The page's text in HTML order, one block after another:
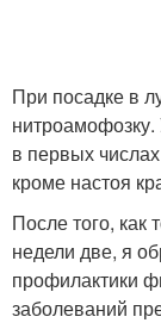
При посадке в
в первых
кроме настоя
После того, как
недели две, я
профилактики
заболеваний